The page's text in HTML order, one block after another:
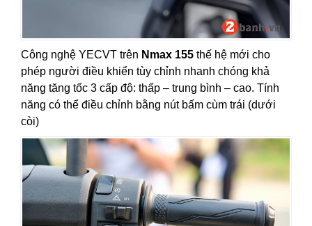
Công nghệ YECVT trên Nmax 155 thế hệ mới cho
phép người điều khiển tùy chỉnh nhanh chóng khả
năng tăng tốc 3 cấp độ: thấp – trung bình – cao. Tính
năng có thể điều chỉnh bằng nút bấm cùm trái (dưới
còi)